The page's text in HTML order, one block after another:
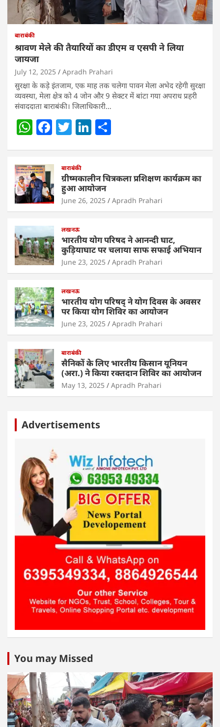
बाराबंकी
श्रावण मेले की तैयारियों का डीएम व एसपी ने लिया
जायजा
July 12, 2025 Apradh Prahari
सुरक्षा के कड़े इंतजाम, एक माह तक चलेगा पावन मेला अभेद रहेगी सुरक्षा
व्यवस्था, मेला क्षेत्र को 4 जोन और 9 सेक्टर में बांटा गया अपराध प्रहरी
संवाददाता बाराबंकी। जिलाधिकारी…
W
at
s
A
p
p
F
c
e
b
o
o
k
T
er
Li
e
dI
n
e
बाराबंकी
ग्रीष्मकालीन चित्रकला प्रशिक्षण कार्यक्रम का
हुआ आयोजन
June 26, 2025 Apradh Prahari
लखनऊ
भारतीय योग परिषद ने आनन्दी घाट,
कुड़ियाघाट पर चलाया साफ सफाई अभियान
June 23, 2025 Apradh Prahari
लखनऊ
भारतीय योग परिषद् ने योग दिवस के अवसर
पर किया योग शिविर का आयोजन
June 23, 2025 Apradh Prahari
बाराबंकी
सैनिकों के लिए भारतीय किसान यूनियन
(अरा.) ने किया रक्तदान शिविर का आयोजन
May 13, 2025 Apradh Prahari
Advertisements
You may Missed